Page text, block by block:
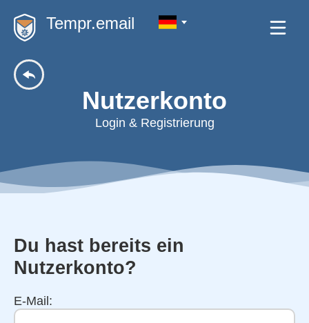
Tempr.email
Nutzerkonto
Login & Registrierung
Du hast bereits ein
Nutzerkonto?
E-Mail: